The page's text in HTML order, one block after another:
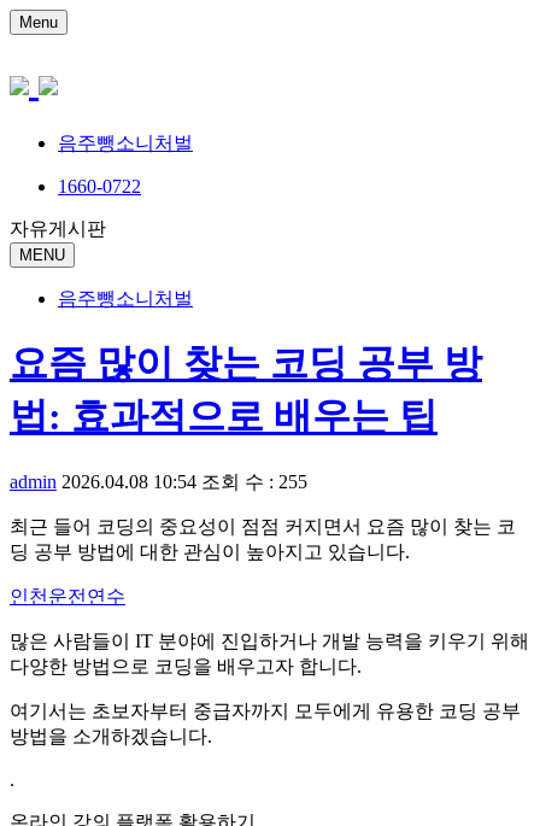
Menu
음주뺑소니처벌
1660-0722
자유게시판
MENU
음주뺑소니처벌
요즘 많이 찾는 코딩 공부 방
법: 효과적으로 배우는 팁
admin 2026.04.08 10:54 조회 수 : 255
최근 들어 코딩의 중요성이 점점 커지면서 요즘 많이 찾는 코
딩 공부 방법에 대한 관심이 높아지고 있습니다.
인천운전연수
많은 사람들이 IT 분야에 진입하거나 개발 능력을 키우기 위해
다양한 방법으로 코딩을 배우고자 합니다.
여기서는 초보자부터 중급자까지 모두에게 유용한 코딩 공부
방법을 소개하겠습니다.
.
온라인 강의 플랫폼 활용하기